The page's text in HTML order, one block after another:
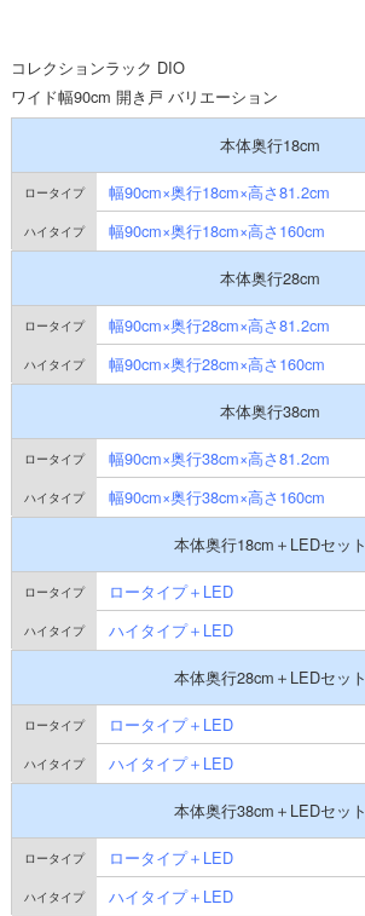
コレクションラック DIO
ワイド幅90cm 開き戸 バリエーション
本体奥行18cm
幅90cm×奥行18cm×高さ81.2cm
幅90cm×奥行18cm×高さ160cm
本体奥行28cm
幅90cm×奥行28cm×高さ81.2cm
幅90cm×奥行28cm×高さ160cm
本体奥行38cm
幅90cm×奥行38cm×高さ81.2cm
幅90cm×奥行38cm×高さ160cm
本体奥行18cm＋LEDセット
ロータイプ＋LED
ハイタイプ＋LED
本体奥行28cm＋LEDセット
ロータイプ＋LED
ハイタイプ＋LED
本体奥行38cm＋LEDセット
ロータイプ＋LED
ハイタイプ＋LED